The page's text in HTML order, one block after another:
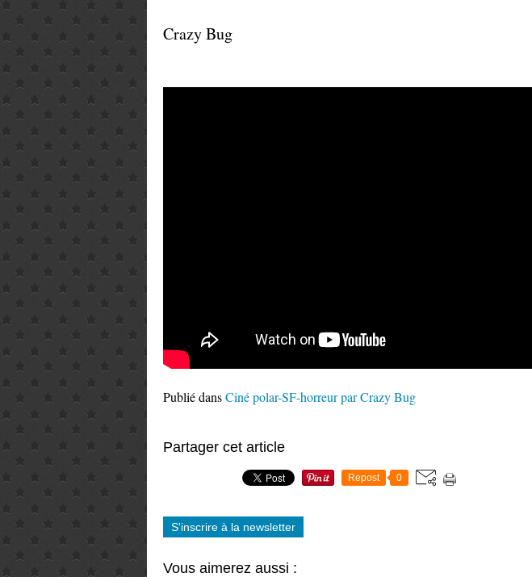
Crazy Bug
Publié dansCiné polar-SF-horreur par Crazy Bug
Partager cet article
Repost 0
S'inscrire à la newsletter
Vous aimerez aussi :